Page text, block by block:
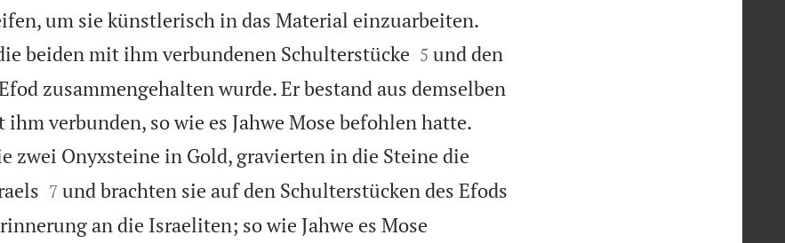
um sie künstlerisch in das Material einzuarbeiten.
beiden mit ihm verbundenen Schulterstücke
5 und den
zusammengehalten wurde. Er bestand aus demselben
verbunden, so wie es Jahwe Mose befohlen hatte.
zwei Onyxsteine in Gold, gravierten in die Steine die

7 und brachten sie auf den Schulterstücken des Efods
an die Israeliten; so wie Jahwe es Mose